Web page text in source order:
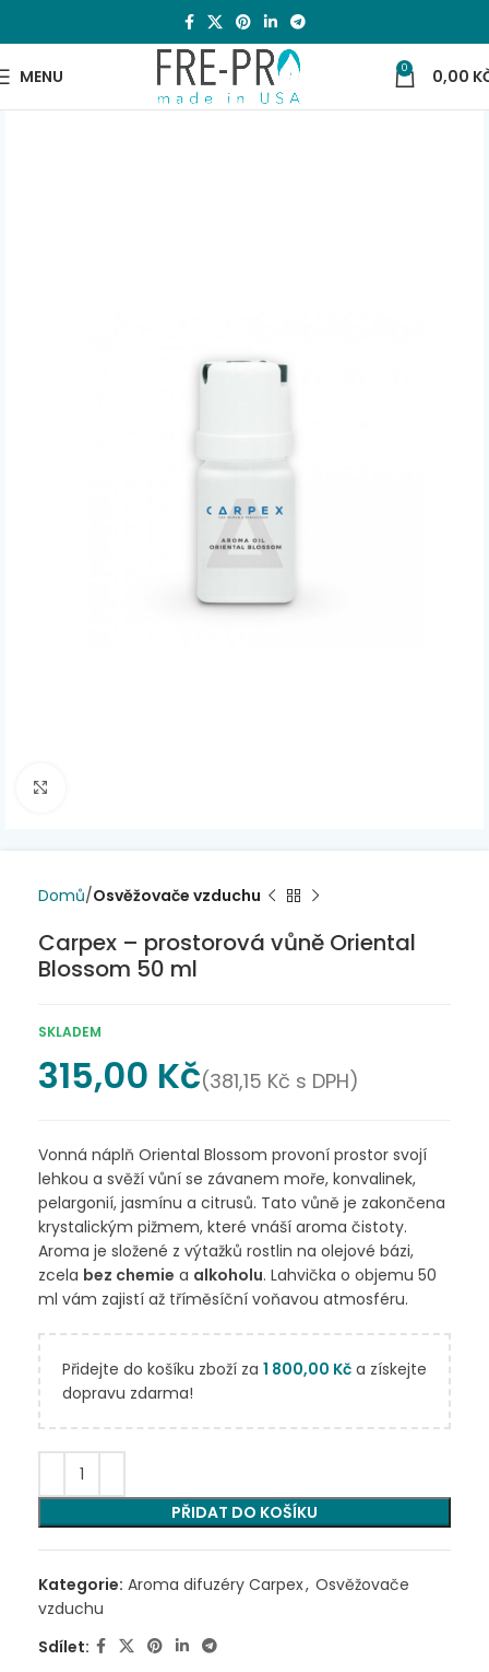
MENU 0 0,00
Domů Osvěžovače vzduchu
Carpex – prostorová vůně Oriental
Blossom 50 ml
SKLADEM
315,00 Kč(381,15 Kč s DPH)
Vonná náplň Oriental Blossom provoní prostor svojí
lehkou a svěží vůní se závanem moře, konvalinek,
pelargonií, jasmínu a citrusů. Tato vůně je zakončena
krystalickým pižmem, které vnáší aroma čistoty.
Aroma je složené z výtažků rostlin na olejové bázi,
zcela bez chemie a alkoholu. Lahvička o objemu 50
ml vám zajistí až tříměsíční voňavou atmosféru.
Přidejte do košíku zboží za 1 800,00 Kč a získejte
dopravu zdarma!
PŘIDAT DO KOŠÍKU
Kategorie: Aroma difuzéry Carpex, Osvěžovače
vzduchu
Sdílet: